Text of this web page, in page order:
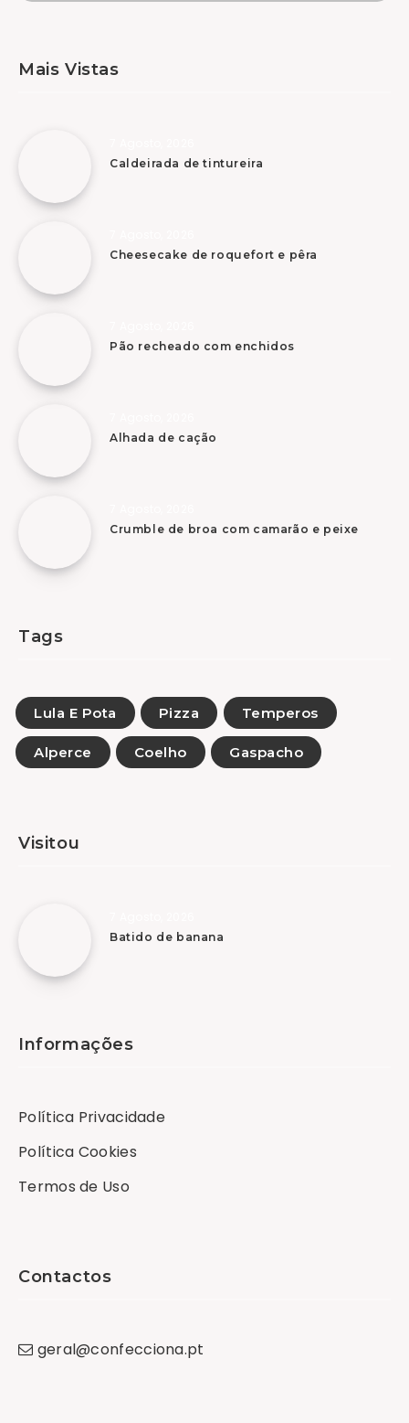
Mais Vistas
Caldeirada de tintureira
Cheesecake de roquefort e pêra
Pão recheado com enchidos
Alhada de cação
Crumble de broa com camarão e peixe
Tags
Lula E Pota Pizza Temperos
Alperce Coelho Gaspacho
Visitou
Batido de banana
Informações
Política Privacidade
Política Cookies
Termos de Uso
Contactos
geral@confecciona.pt